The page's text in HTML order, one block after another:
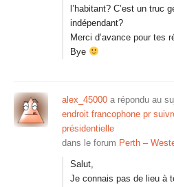
l’habitant? C’est un truc
indépendant?
Merci d’avance pour tes
Bye
alex_45000 a répondu au
endroit francophone pr
présidentielle
dans le forum Perth –
Salut,
Je connais pas de lieu à